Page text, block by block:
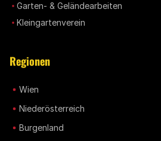
Garten- & Geländearbeiten
Kleingartenverein
Regionen
Wien
Niederösterreich
Burgenland